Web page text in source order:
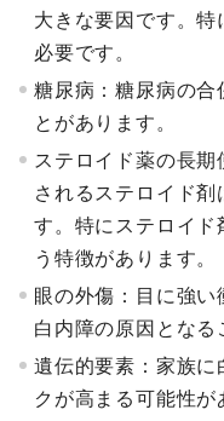
大きな要因です。
必要です。
糖尿病：糖尿病の合
とがあります。
ステロイド薬の長
されるステロイド
す。特にステロイ
う特徴があります。
眼の外傷：目に強い
白内障の原因となる
遺伝的要素：家族に
クが高まる可能性が